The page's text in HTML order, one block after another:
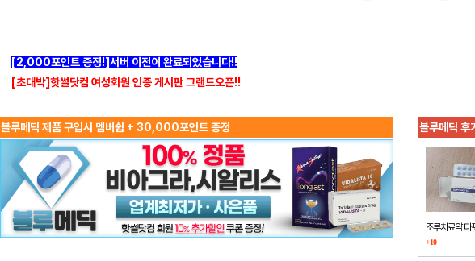
[2,000포인트 증정!]서버 이전이 완료되었습니다!!
[초대박]핫썰닷컴 여성회원 인증 게시판 그랜드오픈!!
블루메딕 제품 구입시 멤버쉽 + 30,000포인트 증정 블루메딕
조루치료약 다
했습니다
+10